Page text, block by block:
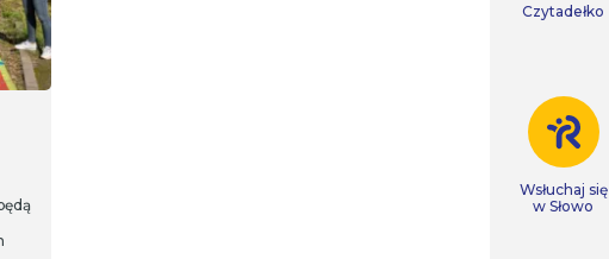
Czytadełko
Wsłuchaj się
w Słowo